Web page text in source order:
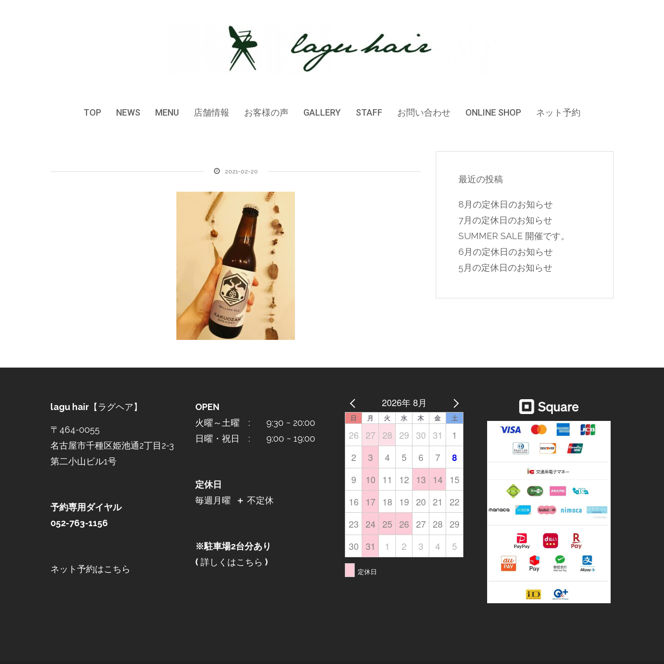
TOP NEWS MENU 店舗情報 お客様の声 GALLERY STAFF お問い合わせ ONLINE SHOP ネット予約
2021-02-20
最近の投稿
8月の定休日のお知らせ
7月の定休日のお知らせ
SUMMER SALE 開催です。
6月の定休日のお知らせ
5月の定休日のお知らせ
lagu hair 【ラグヘア】
〒464-0055
名古屋市千種区姫池通2丁目2-3
第二小山ビル1号
予約専用ダイヤル
052-763-1156
ネット予約はこちら
OPEN
火曜～土曜 : 9:30 ~ 20:00
日曜・祝日 : 9:00 ~ 19:00
定休日
毎週月曜
＋ 不定休
※駐車場2台分あり
(詳しくはこちら )
2026年 8月
日 月 火 水 木 金 土
26 27 28 29 30 31
1
2
3 4 5 6 7
8
9
10 11 12 13 14
15
16
17 18 19 20 21
22
23 24 25 26 27 28 29
30 31 1 2 3 4 5
定休日